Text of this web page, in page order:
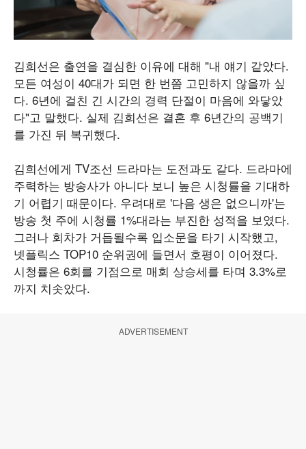
김희선은 출연을 결심한 이유에 대해 "내 얘기 같았다.
모든 여성이 40대가 되면 한 번쯤 고민하지 않을까 싶
다. 6년에 걸친 긴 시간의 경력 단절이 마음에 와닿았
다"고 말했다. 실제 김희선은 결혼 후 6년간의 공백기
를 가진 뒤 복귀했다.
김희선에게 TV조선 드라마는 도전과도 같다. 드라마에
주력하는 방송사가 아니다 보니 높은 시청률을 기대하
기 어렵기 때문이다. 우려대로 '다음 생은 없으니까'는
방송 첫 주에 시청률 1%대라는 부진한 성적을 보였다.
그러나 회차가 거듭될수록 입소문을 타기 시작했고,
넷플릭스 TOP10 순위권에 들면서 호평이 이어졌다.
시청률은 6회를 기점으로 매회 상승세를 타며 3.3%로
까지 치솟았다.
ADVERTISEMENT